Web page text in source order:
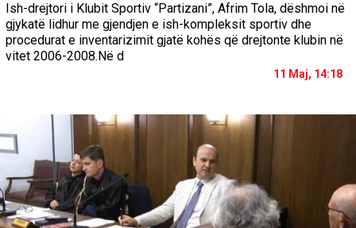
Ish-drejtori i Klubit Sportiv “Partizani”, Afrim Tola, dëshmoi në
gjykatë lidhur me gjendjen e ish-kompleksit sportiv dhe
procedurat e inventarizimit gjatë kohës që drejtonte klubin në
vitet 2006-2008.Në d
11 Maj, 14:18